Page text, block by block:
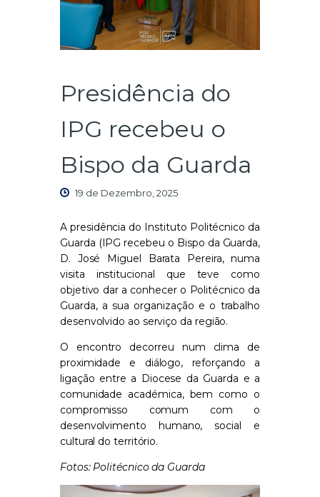
CONTACTOS
Presidência do
IPG recebeu o
Bispo da Guarda
19 de Dezembro, 2025
A presidência do Instituto Politécnico da
Guarda (IPG recebeu o Bispo da Guarda,
D. José Miguel Barata Pereira, numa
visita institucional que teve como
objetivo dar a conhecer o Politécnico da
Guarda, a sua organização e o trabalho
desenvolvido ao serviço da região.
O encontro decorreu num clima de
proximidade e diálogo, reforçando a
ligação entre a Diocese da Guarda e a
comunidade académica, bem como o
compromisso comum com o
desenvolvimento humano, social e
cultural do território.
Fotos: Politécnico da Guarda